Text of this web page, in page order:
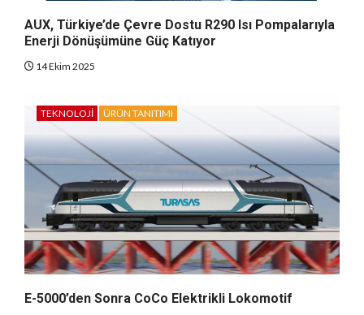
AUX, Türkiye’de Çevre Dostu R290 Isı Pompalarıyla
Enerji Dönüşümüne Güç Katıyor
14 Ekim 2025
TEKNOLOJI ÜRÜN TANITIMI
E-5000’den Sonra CoCo Elektrikli Lokomotif